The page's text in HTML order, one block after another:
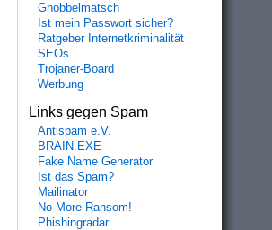
Gnobbelmatsch
Ist mein Passwort sicher?
Ratgeber Internetkriminalität
SEOs
Trojaner-Board
Werbung
Links gegen Spam
Antispam e.V.
BRAIN.EXE
Fake Name Generator
Ist das Spam?
Mailinator
No More Ransom!
Phishingradar